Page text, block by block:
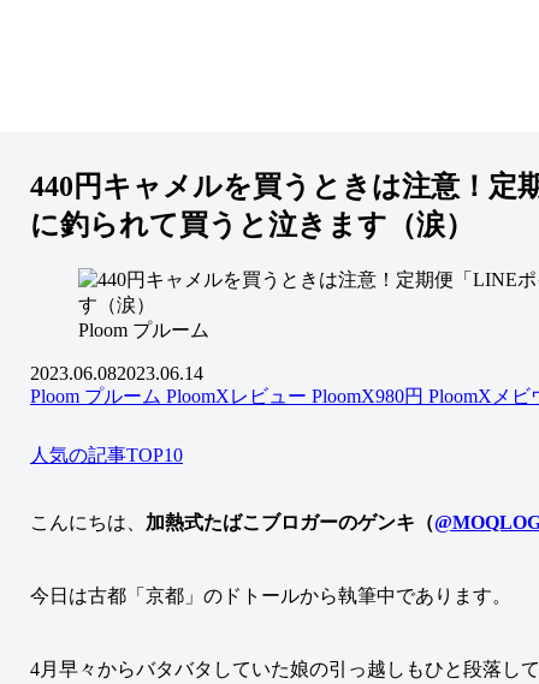
440円キャメルを買うときは注意！定
に釣られて買うと泣きます（涙）
Ploom プルーム
2023.06.082023.06.14
Ploom プルーム PloomXレビュー PloomX980円 PloomXメビ
人気の記事TOP10
こんにちは、 加熱式たばこブロガーのゲンキ（
今日は古都「京都」のドトールから執筆中であります。
4月早々からバタバタしていた娘の引っ越しもひと段落し